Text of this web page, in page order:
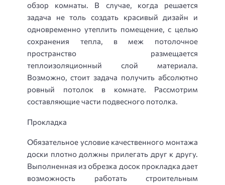
обзор комнаты. В случае, когда решается
задача не толь создать красивый дизайн и
одновременно утеплить помещение, с целью
сохранения тепла, в меж потолочное
пространство размещается
теплоизоляционный слой материала.
Возможно, стоит задача получить абсолютно
ровный потолок в комнате. Рассмотрим
составляющие части подвесного потолка.
Прокладка
Обязательное условие качественного монтажа
доски плотно должны прилегать друг к другу.
Выполненная из обрезка досок прокладка дает
возможность работать строительным